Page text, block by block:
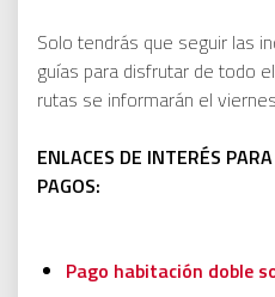
Solo tendrás que seguir las
guías para disfrutar de todo
rutas se informarán el
ENLACES DE INTERÉS
PAGOS:
Pago habitación doble